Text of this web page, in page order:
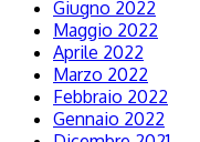
Giugno 2022
Maggio 2022
Aprile 2022
Marzo 2022
Febbraio 2022
Gennaio 2022